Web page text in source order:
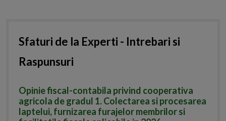
Sfaturi de la Experti - Intrebari si
Raspunsuri
Opinie fiscal-contabila privind cooperativa
agricola de gradul 1. Colectarea si procesarea
laptelui, furnizarea furajelor membrilor si